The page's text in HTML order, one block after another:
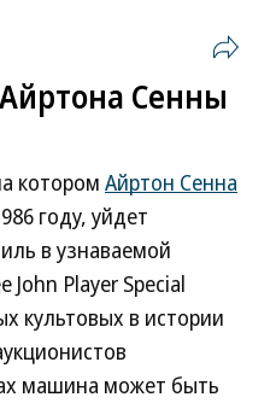
Сенны
котором Айртон Сенна
году, уйдет
в узнаваемой
John Player Special
культовых в истории
машина может быть